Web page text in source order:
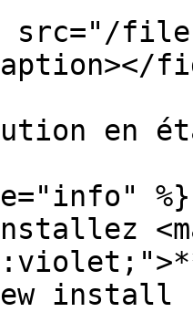
files/
en
%}